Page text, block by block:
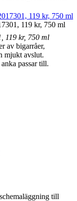
119 kr, 750 ml
119 kr, 750 ml
av bigarråer,
mjukt avslut.
passar till.
till